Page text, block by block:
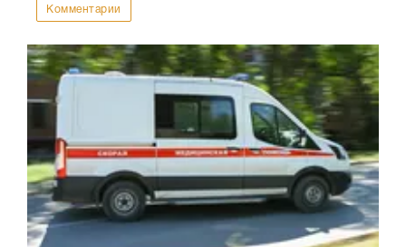
Комментарии